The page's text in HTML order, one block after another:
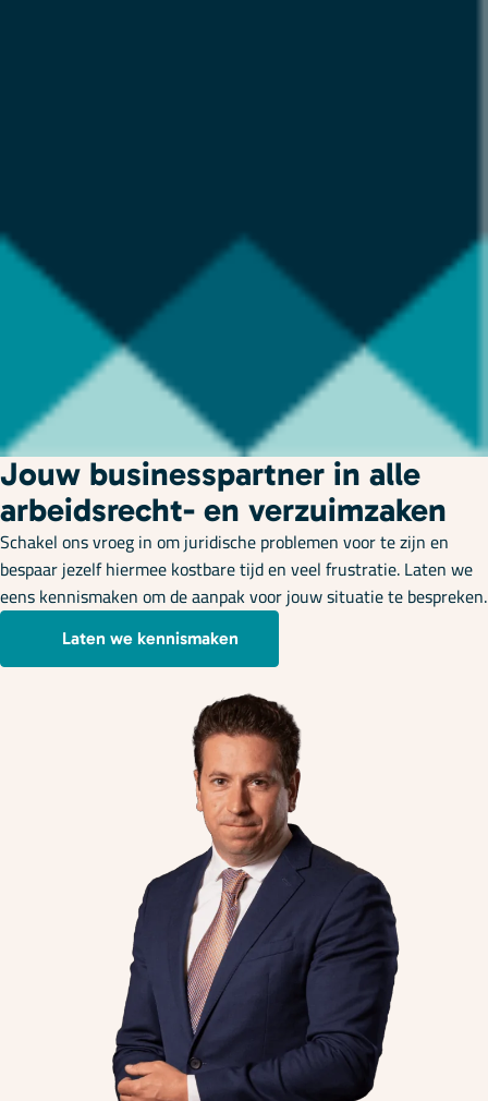
Jouw businesspartner in alle
arbeidsrecht- en verzuimzaken
Schakel ons vroeg in om juridische problemen voor te zijn en
bespaar jezelf hiermee kostbare tijd en veel frustratie. Laten we
eens kennismaken om de aanpak voor jouw situatie te bespreken.
Laten we kennismaken